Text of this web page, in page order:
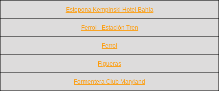
Estepona Kempinski Hotel Bahia
Ferrol - Estación Tren
Ferrol
Figueras
Formentera Club Maryland